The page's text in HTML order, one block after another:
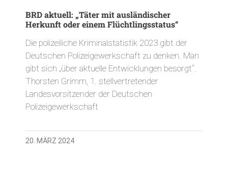
BRD aktuell: „Täter mit ausländischer
Herkunft oder einem Flüchtlingsstatus“
Die polizeiliche Kriminalstatistik 2023 gibt der
Deutschen Polizeigewerkschaft zu denken. Man
gibt sich „über aktuelle Entwicklungen besorgt“.
Thorsten Grimm, 1. stellvertretender
Landesvorsitzender der Deutschen
Polizeigewerkschaft
20. MÄRZ 2024